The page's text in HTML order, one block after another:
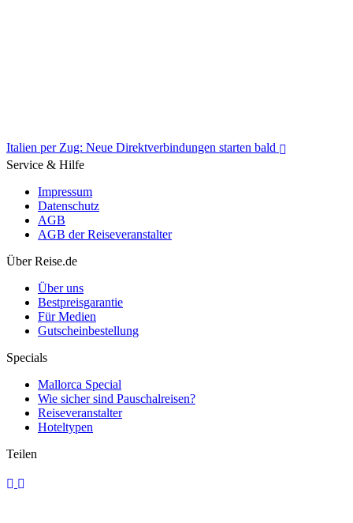
Italien per Zug: Neue Direktverbindungen starten bald
Italien per Zug: Neue Direktverbindungen starten bald
Service & Hilfe
Impressum
Datenschutz
AGB
AGB der Reiseveranstalter
Über Reise.de
Über uns
Bestpreisgarantie
Für Medien
Gutscheinbestellung
Specials
Mallorca Special
Wie sicher sind Pauschalreisen?
Reiseveranstalter
Hoteltypen
Teilen